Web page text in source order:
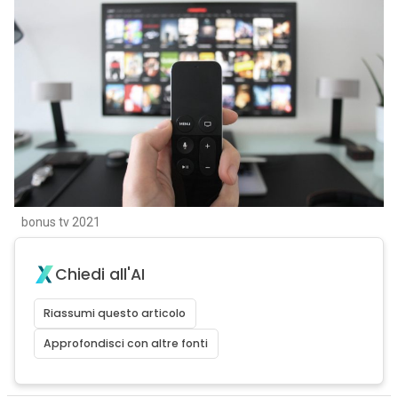
bonus tv 2021
Chiedi all'AI
Riassumi questo articolo
Approfondisci con altre fonti